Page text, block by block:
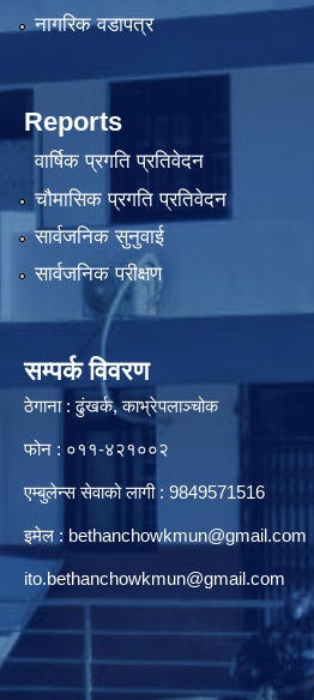
नागरिक वडापत्र
Reports
वार्षिक प्रगति प्रतिवेदन
चौमासिक प्रगति प्रतिवेदन
सार्वजनिक सुनुवाई
सार्वजनिक परीक्षण
सम्पर्क विवरण
ठेगाना : ढुंखर्क, काभ्रेपलाञ्चोक
फोन : ०११-४२१००२
एम्बुलेन्स सेवाको लागी : 9849571516
इमेल : bethanchowkmun@gmail.com
ito.bethanchowkmun@gmail.com